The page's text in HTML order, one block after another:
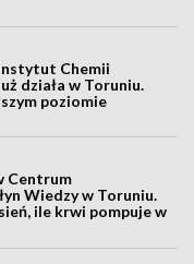
Chemii
działa w Toruniu.
poziomie
Centrum
Wiedzy w Toruniu.
ile krwi pompuje w